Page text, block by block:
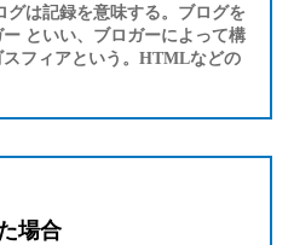
グは記録を意味する。ブログを
といい、ブロガーによって構
フィアという。HTMLなどの
場合